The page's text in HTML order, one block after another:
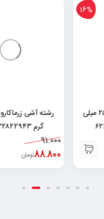
16%
روغن زیتون بکر ناب ۲۵۰ میلی
گرم ۶۲۶۰۵۳۲۸۲۲۹۴۳
91.000
88.800تومان